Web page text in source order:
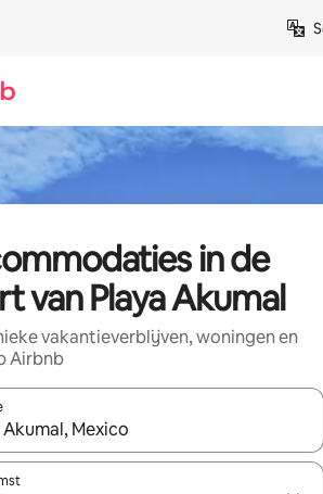
in de
van Playa Akumal
vakantieverblijven, woningen en
Airbnb
er resultaten beschikbaar zijn, maak je